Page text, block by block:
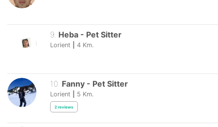
9 Heba - Pet Sitter
Lorient 4 Km.
10. Fanny - Pet Sitter
Lorient 5 Km.
2 reviews